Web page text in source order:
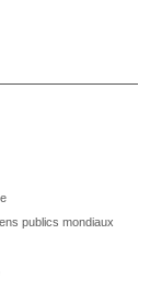
publics mondiaux